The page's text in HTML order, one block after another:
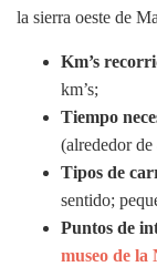
la sierra oeste de
Km’s
km’s;
Tiempo
(alrededor de
Tipos de
sentido;
Puntos de
museo de la